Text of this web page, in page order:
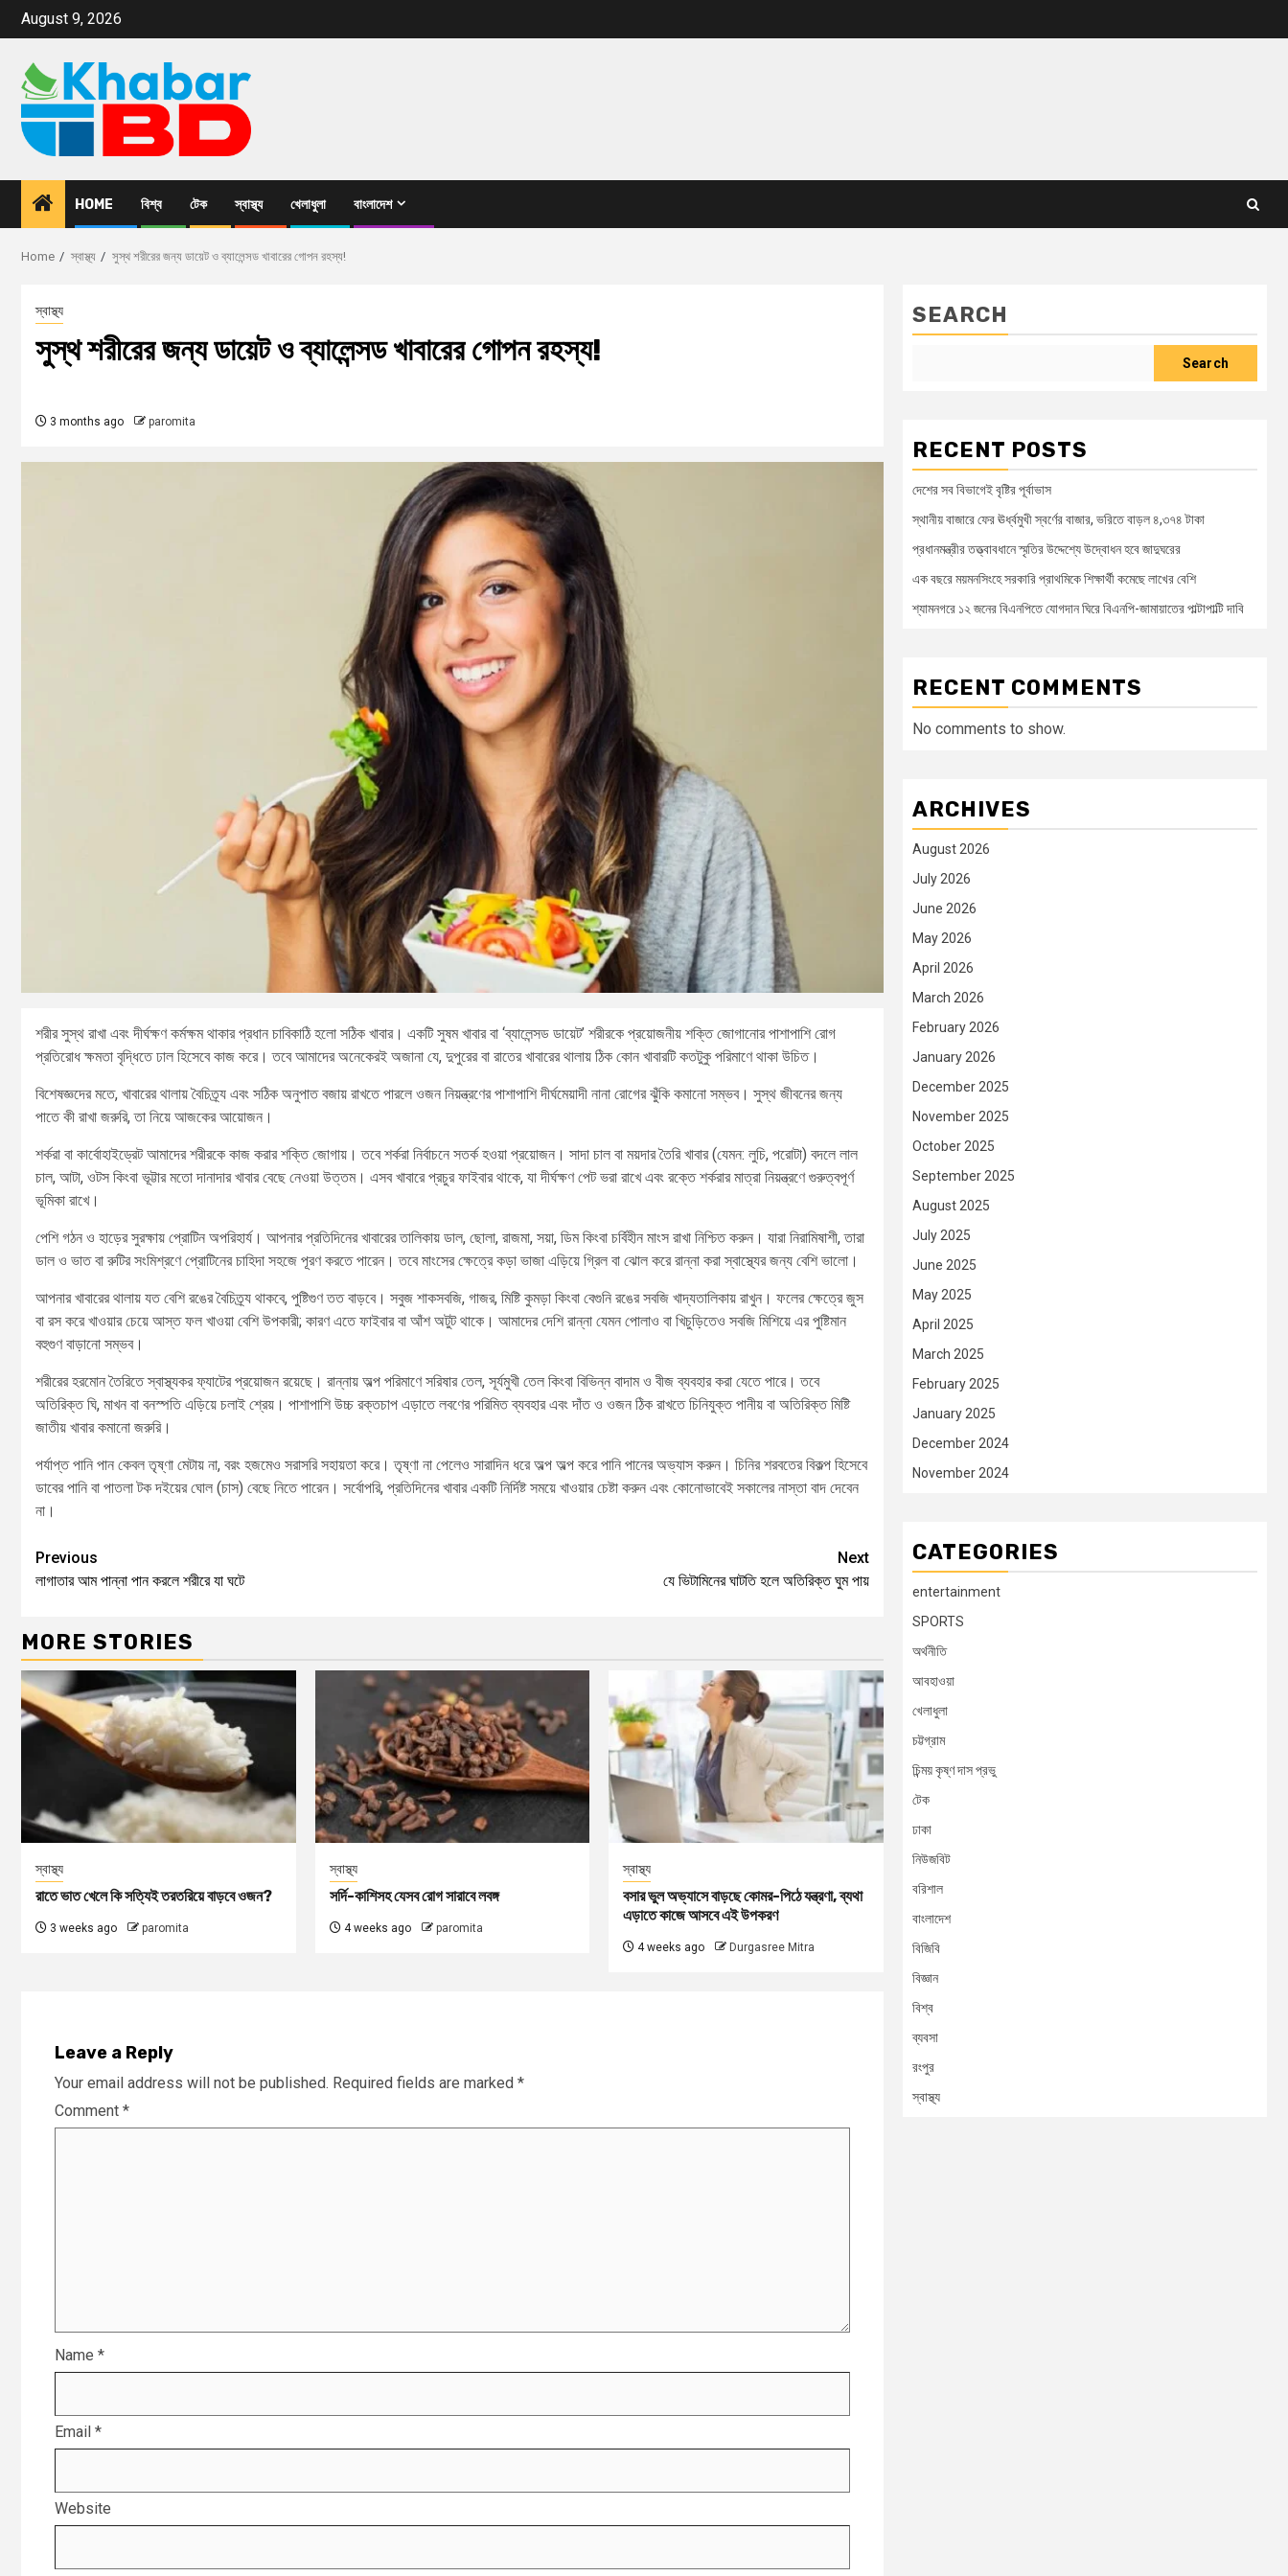
August 9, 2026
HOME বিশ্ব টেক স্বাস্থ্য খেলাধুলা বাংলাদেশ
Home স্বাস্থ্য সুস্থ শরীরের জন্য ডায়েট ও ব্যালেন্সড খাবারের গোপন রহস্য!
স্বাস্থ্য
সুস্থ শরীরের জন্য ডায়েট ও ব্যালেন্সড খাবারের গোপন রহস্য!
3 months ago paromita
শরীর সুস্থ রাখা এবং দীর্ঘক্ষণ কর্মক্ষম থাকার প্রধান চাবিকাঠি হলো সঠিক খাবার। একটি সুষম খাবার বা ‘ব্যালেন্সড ডায়েট’ শরীরকে প্রয়োজনীয় শক্তি জোগানোর পাশাপাশি রোগ
প্রতিরোধ ক্ষমতা বৃদ্ধিতে ঢাল হিসেবে কাজ করে। তবে আমাদের অনেকেরই অজানা যে, দুপুরের বা রাতের খাবারের থালায় ঠিক কোন খাবারটি কতটুকু পরিমাণে থাকা উচিত।
বিশেষজ্ঞদের মতে, খাবারের থালায় বৈচিত্র্য এবং সঠিক অনুপাত বজায় রাখতে পারলে ওজন নিয়ন্ত্রণের পাশাপাশি দীর্ঘমেয়াদী নানা রোগের ঝুঁকি কমানো সম্ভব। সুস্থ জীবনের জন্য
পাতে কী রাখা জরুরি, তা নিয়ে আজকের আয়োজন।
শর্করা বা কার্বোহাইড্রেট আমাদের শরীরকে কাজ করার শক্তি জোগায়। তবে শর্করা নির্বাচনে সতর্ক হওয়া প্রয়োজন। সাদা চাল বা ময়দার তৈরি খাবার (যেমন: লুচি, পরোটা) বদলে লাল
চাল, আটা, ওটস কিংবা ভূট্টার মতো দানাদার খাবার বেছে নেওয়া উত্তম। এসব খাবারে প্রচুর ফাইবার থাকে, যা দীর্ঘক্ষণ পেট ভরা রাখে এবং রক্তে শর্করার মাত্রা নিয়ন্ত্রণে গুরুত্বপূর্ণ
ভূমিকা রাখে।
পেশি গঠন ও হাড়ের সুরক্ষায় প্রোটিন অপরিহার্য। আপনার প্রতিদিনের খাবারের তালিকায় ডাল, ছোলা, রাজমা, সয়া, ডিম কিংবা চর্বিহীন মাংস রাখা নিশ্চিত করুন। যারা নিরামিষাশী, তারা
ডাল ও ভাত বা রুটির সংমিশ্রণে প্রোটিনের চাহিদা সহজে পূরণ করতে পারেন। তবে মাংসের ক্ষেত্রে কড়া ভাজা এড়িয়ে গ্রিল বা ঝোল করে রান্না করা স্বাস্থ্যের জন্য বেশি ভালো।
আপনার খাবারের থালায় যত বেশি রঙের বৈচিত্র্য থাকবে, পুষ্টিগুণ তত বাড়বে। সবুজ শাকসবজি, গাজর, মিষ্টি কুমড়া কিংবা বেগুনি রঙের সবজি খাদ্যতালিকায় রাখুন। ফলের ক্ষেত্রে জুস
বা রস করে খাওয়ার চেয়ে আস্ত ফল খাওয়া বেশি উপকারী; কারণ এতে ফাইবার বা আঁশ অটুট থাকে। আমাদের দেশি রান্না যেমন পোলাও বা খিচুড়িতেও সবজি মিশিয়ে এর পুষ্টিমান
বহুগুণ বাড়ানো সম্ভব।
শরীরের হরমোন তৈরিতে স্বাস্থ্যকর ফ্যাটের প্রয়োজন রয়েছে। রান্নায় অল্প পরিমাণে সরিষার তেল, সূর্যমুখী তেল কিংবা বিভিন্ন বাদাম ও বীজ ব্যবহার করা যেতে পারে। তবে
অতিরিক্ত ঘি, মাখন বা বনস্পতি এড়িয়ে চলাই শ্রেয়। পাশাপাশি উচ্চ রক্তচাপ এড়াতে লবণের পরিমিত ব্যবহার এবং দাঁত ও ওজন ঠিক রাখতে চিনিযুক্ত পানীয় বা অতিরিক্ত মিষ্টি
জাতীয় খাবার কমানো জরুরি।
পর্যাপ্ত পানি পান কেবল তৃষ্ণা মেটায় না, বরং হজমেও সরাসরি সহায়তা করে। তৃষ্ণা না পেলেও সারাদিন ধরে অল্প অল্প করে পানি পানের অভ্যাস করুন। চিনির শরবতের বিকল্প হিসেবে
ডাবের পানি বা পাতলা টক দইয়ের ঘোল (চাস) বেছে নিতে পারেন। সর্বোপরি, প্রতিদিনের খাবার একটি নির্দিষ্ট সময়ে খাওয়ার চেষ্টা করুন এবং কোনোভাবেই সকালের নাস্তা বাদ দেবেন
না।
Previous
লাগাতার আম পান্না পান করলে শরীরে যা ঘটে
Next
যে ভিটামিনের ঘাটতি হলে অতিরিক্ত ঘুম পায়
MORE STORIES
স্বাস্থ্য
রাতে ভাত খেলে কি সত্যিই তরতরিয়ে বাড়বে ওজন?
3 weeks ago paromita
স্বাস্থ্য
সর্দি-কাশিসহ যেসব রোগ সারাবে লবঙ্গ
4 weeks ago paromita
স্বাস্থ্য
বসার ভুল অভ্যাসে বাড়ছে কোমর-পিঠে যন্ত্রণা, ব্যথা
এড়াতে কাজে আসবে এই উপকরণ
4 weeks ago Durgasree Mitra
Leave a Reply
Your email address will not be published. Required fields are marked *
Comment *
Name *
Email *
Website
SEARCH
Search
RECENT POSTS
দেশের সব বিভাগেই বৃষ্টির পূর্বাভাস
স্থানীয় বাজারে ফের ঊর্ধ্বমুখী স্বর্ণের বাজার, ভরিতে বাড়ল ৪,৩৭৪ টাকা
প্রধানমন্ত্রীর তত্ত্বাবধানে স্মৃতির উদ্দেশ্যে উদ্বোধন হবে জাদুঘরের
এক বছরে ময়মনসিংহে সরকারি প্রাথমিকে শিক্ষার্থী কমেছে লাখের বেশি
শ্যামনগরে ১২ জনের বিএনপিতে যোগদান ঘিরে বিএনপি-জামায়াতের পাল্টাপাল্টি দাবি
RECENT COMMENTS
No comments to show.
ARCHIVES
August 2026
July 2026
June 2026
May 2026
April 2026
March 2026
February 2026
January 2026
December 2025
November 2025
October 2025
September 2025
August 2025
July 2025
June 2025
May 2025
April 2025
March 2025
February 2025
January 2025
December 2024
November 2024
CATEGORIES
entertainment
SPORTS
অর্থনীতি
আবহাওয়া
খেলাধুলা
চট্টগ্রাম
চিন্ময় কৃষ্ণ দাস প্রভু
টেক
ঢাকা
নিউজবিট
বরিশাল
বাংলাদেশ
বিজিবি
বিজ্ঞান
বিশ্ব
ব্যবসা
রংপুর
স্বাস্থ্য